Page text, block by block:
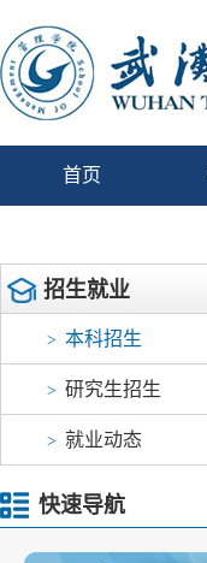
首页
招生就业
> 本科招生
> 研究生招生
> 就业动态
快速导航